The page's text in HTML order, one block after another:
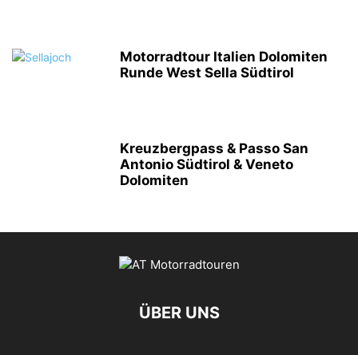
Motorradtour Italien Dolomiten
Runde West Sella Südtirol
Kreuzbergpass & Passo San
Antonio Südtirol & Veneto
Dolomiten
ÜBER UNS